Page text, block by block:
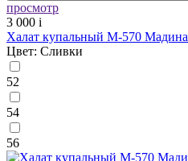
просмотр
3 000 i
Халат купальный М-570 Мадина
Цвет: Сливки
52
54
56